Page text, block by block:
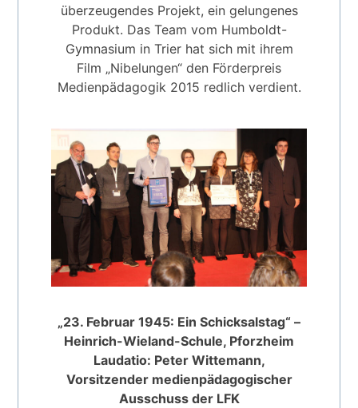
überzeugendes Projekt, ein gelungenes
Produkt. Das Team vom Humboldt-
Gymnasium in Trier hat sich mit ihrem
Film „Nibelungen“ den Förderpreis
Medienpädagogik 2015 redlich verdient.
„23. Februar 1945: Ein Schicksalstag“ –
Heinrich-Wieland-Schule, Pforzheim
Laudatio: Peter Wittemann,
Vorsitzender medienpädagogischer
Ausschuss der LFK